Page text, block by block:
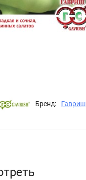
Бренд: Гавриш